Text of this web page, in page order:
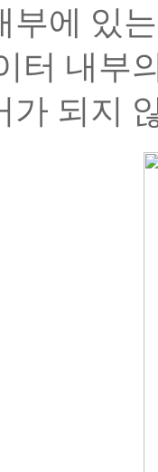
부에 있
터 내부
가 되지